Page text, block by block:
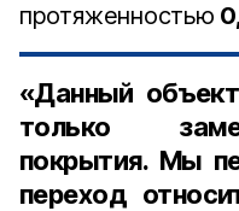
протяженностью
«Данный
только
покрытия. Мы
переход